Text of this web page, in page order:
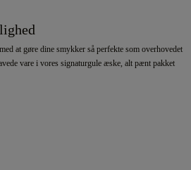
at gøre dine smykker så perfekte som overhovedet
vare i vores signaturgule æske, alt pænt pakket